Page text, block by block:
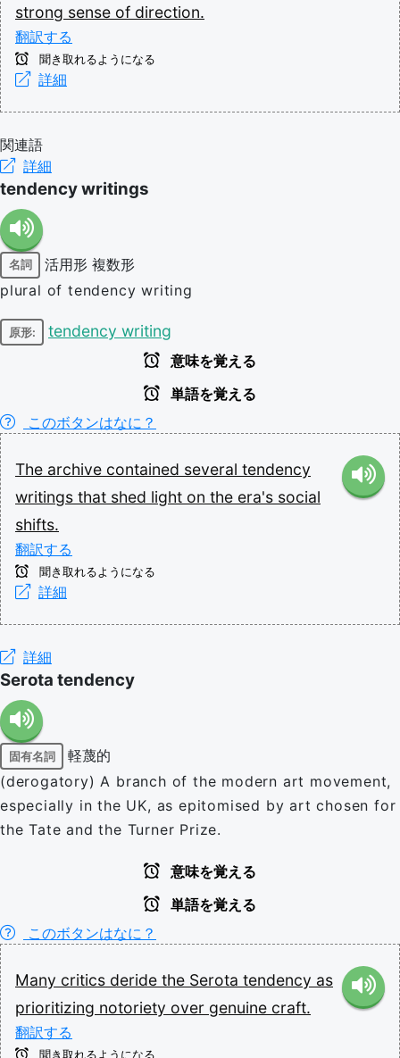
strong sense of direction.
翻訳する
聞き取れるようになる
詳細
関連語
詳細
tendency writings
名詞 活用形 複数形
plural of tendency writing
原形: tendency writing
意味を覚える
単語を覚える
このボタンはなに？
The archive contained several tendency
writings that shed light on the era's social
shifts.
翻訳する
聞き取れるようになる
詳細
詳細
Serota tendency
固有名詞
軽蔑的
(derogatory) A branch of the modern art movement,
especially in the UK, as epitomised by art chosen for
the Tate and the Turner Prize.
意味を覚える
単語を覚える
このボタンはなに？
Many critics deride the Serota tendency as
prioritizing notoriety over genuine craft.
翻訳する
聞き取れるようになる